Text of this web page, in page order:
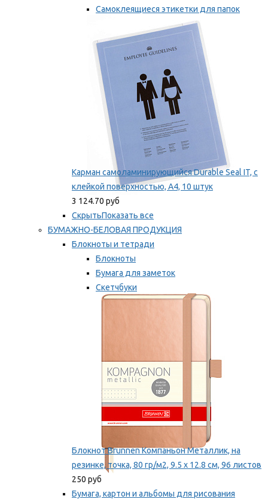
Самоклеящиеся этикетки для папок
Таблички для маркировки
Мы рекомендуем
Карман самоламинирующийся Durable Seal IT, с
клейкой поверхностью, A4, 10 штук
3 124.70 руб
СкрытьПоказать все
БУМАЖНО-БЕЛОВАЯ ПРОДУКЦИЯ
Блокноты и тетради
Блокноты
Бумага для заметок
Скетчбуки
Тетради
Блокнот Brunnen Компаньон Металлик, на
резинке, точка, 80 гр/м2, 9.5 х 12.8 см, 96 листов
250 руб
Бумага, картон и альбомы для рисования